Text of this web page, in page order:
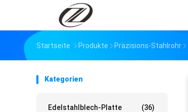
Startseite Produkte Präzisions-Stahlrohr
Kategorien
Edelstahlblech-Platte (36)